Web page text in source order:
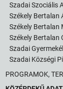
Szadai Szociális
Székely Bertalan
Székely Bertalan
Székely Bertalan
Szadai
Szadai Községi
PROGRAMOK,